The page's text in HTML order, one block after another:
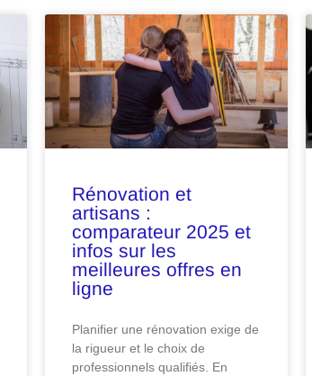
Rénovation et
artisans :
comparateur 2025 et
infos sur les
meilleures offres en
ligne
Planifier une rénovation exige de
la rigueur et le choix de
professionnels qualifiés. En